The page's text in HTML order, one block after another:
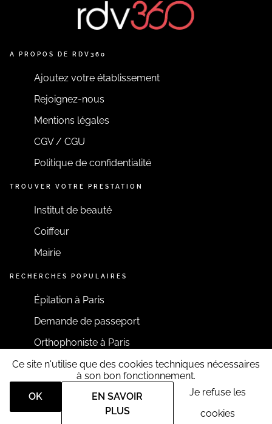
A PROPOS DE RDV360
Ajoutez votre établissement
Rejoignez-nous
Mentions légales
CGV / CGU
Politique de confidentialité
TROUVER VOTRE PRESTATION
Institut de beauté
Coiffeur
Mairie
RECHERCHES POPULAIRES
Épilation à Paris
Demande de passeport
Orthophoniste à Paris
RESTONS CONNECTÉS
Ce site n'utilise que des cookies techniques nécessaires
à son bon fonctionnement.
OK
EN SAVOIR
PLUS
Je refuse les
cookies